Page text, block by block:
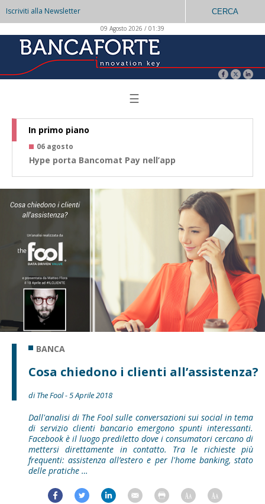
Iscriviti alla Newsletter CERCA
09 Agosto 2026 / 01:39
☰
In primo piano
06 agosto
Hype porta Bancomat Pay nell’app
BANCA
Cosa chiedono i clienti all’assistenza?
di The Fool - 5 Aprile 2018
Dall'analisi di The Fool sulle conversazioni sui social in tema
di servizio clienti bancario emergono spunti interessanti.
Facebook è il luogo prediletto dove i consumatori cercano di
mettersi direttamente in contatto. Tra le richieste più
frequenti: assistenza all’estero e per l'home banking, stato
delle pratiche …